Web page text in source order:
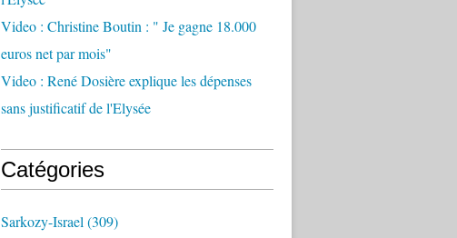
Video : Christine Boutin : " Je gagne 18.000
euros net par mois"
Video : René Dosière explique les dépenses
sans justificatif de l'Elysée
Catégories
Sarkozy-Israel (309)